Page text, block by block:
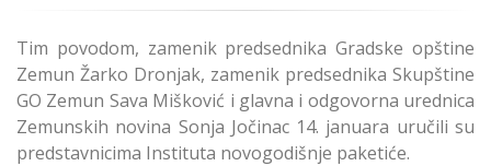
Tim povodom, zamenik predsednika Gradske opštine
Zemun Žarko Dronjak, zamenik predsednika Skupštine
GO Zemun Sava Mišković i glavna i odgovorna urednica
Zemunskih novina Sonja Jočinac 14. januara uručili su
predstavnicima Instituta novogodišnje paketiće.